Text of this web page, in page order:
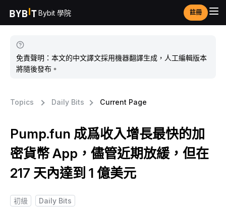
Bybit 學院 註冊
免責聲明：本文的中文譯文採用機器翻譯生成，人工編輯版本
將隨後發布。
Topics Daily Bits Current Page
Pump.fun 成爲收入增長最快的加
密貨幣 App，儘管近期放緩，但在
217 天內達到 1 億美元
初級
Daily Bits